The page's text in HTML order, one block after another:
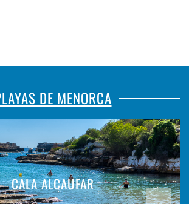
DE MENORCA
CALA ALCAUFAR